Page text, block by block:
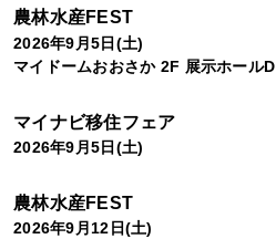
農林水産FEST
2026年9月5日(土)
マイドームおおさか 2F 展示ホールD
マイナビ移住フェア
2026年9月5日(土)
農林水産FEST
2026年9月12日(土)